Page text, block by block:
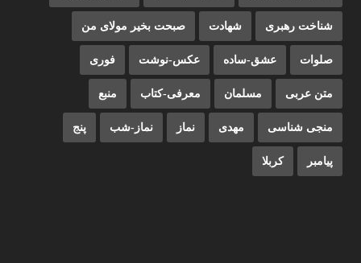
شناخت رهبری شهادت صبحت بخیر مولای من
صلوات عشق-ساده عکس-نوشت فوری
متن عربی مسلمان معرفی-کتاب منبع
منجی شناسی مهدی نماز نماز-شب پنج
پیامبر کربلا